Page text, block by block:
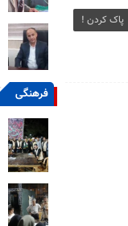
پاک کردن !
فرهنگی